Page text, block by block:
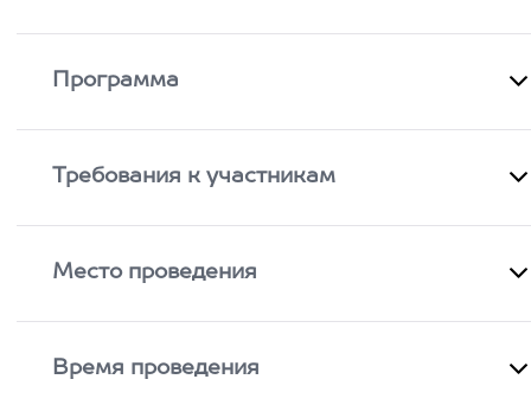
Программа
Требования к участникам
Место проведения
Время проведения